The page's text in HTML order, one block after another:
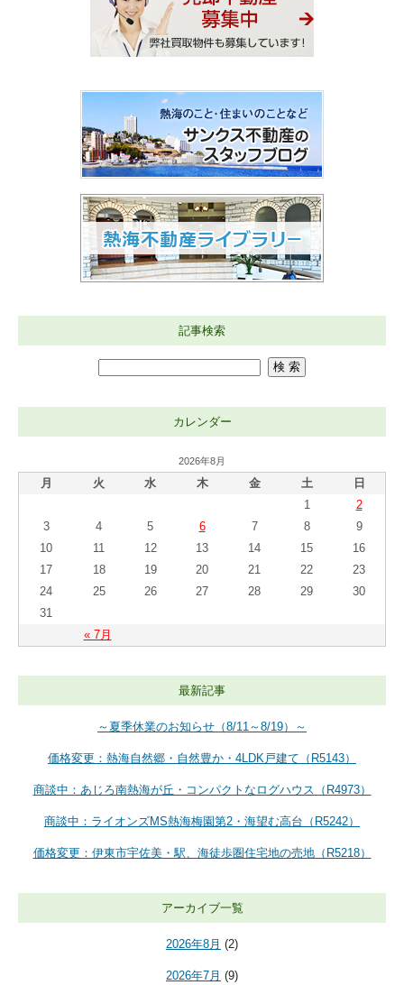
記事検索
カレンダー
2026年8月
月 火 水 木 金 土 日
« 7月
1
2
3
4 5 6 7 8
9
10
11 12 13 14 15
16
17
18 19 20 21 22
23
24
25 26 27 28 29
30
31
最新記事
～夏季休業のお知らせ（8/11～8/19）～
価格変更：熱海自然郷・自然豊か・4LDK戸建て（R5143）
商談中：あじろ南熱海が丘・コンパクトなログハウス（R4973）
商談中：ライオンズMS熱海梅園第2・海望む高台（R5242）
価格変更：伊東市宇佐美・駅、海徒歩圏住宅地の売地（R5218）
アーカイブ一覧
2026年8月 (2)
2026年7月 (9)